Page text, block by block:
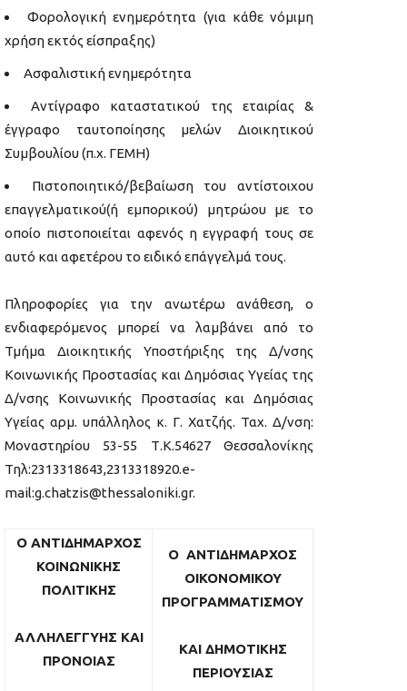
Φορολογική ενημερότητα (για κάθε νόμιμη
χρήση εκτός είσπραξης)
Ασφαλιστική ενημερότητα
Αντίγραφο καταστατικού της εταιρίας &
έγγραφο ταυτοποίησης μελών Διοικητικού
Συμβουλίου (π.χ. ΓΕΜΗ)
Πιστοποιητικό/βεβαίωση του αντίστοιχου
επαγγελματικού(ή εμπορικού) μητρώου με το
οποίο πιστοποιείται αφενός η εγγραφή τους σε
αυτό και αφετέρου το ειδικό επάγγελμά τους.
Πληροφορίες για την ανωτέρω ανάθεση, ο
ενδιαφερόμενος μπορεί να λαμβάνει από το
Τμήμα Διοικητικής Υποστήριξης της Δ/νσης
Κοινωνικής Προστασίας και Δημόσιας Υγείας της
Δ/νσης Κοινωνικής Προστασίας και Δημόσιας
Υγείας αρμ. υπάλληλος κ. Γ. Χατζής. Ταχ. Δ/νση:
Μοναστηρίου 53-55 Τ.Κ.54627 Θεσσαλονίκης
Τηλ:2313318643,2313318920.e-
mail:g.chatzis@thessaloniki.gr.
Ο ΑΝΤΙΔΗΜΑΡΧΟΣ
ΚΟΙΝΩΝΙΚΗΣ
ΠΟΛΙΤΙΚΗΣ
ΑΛΛΗΛΕΓΓΥΗΣ ΚΑΙ
ΠΡΟΝΟΙΑΣ
Ο ΑΝΤΙΔΗΜΑΡΧΟΣ
ΟΙΚΟΝΟΜΙΚΟΥ
ΠΡΟΓΡΑΜΜΑΤΙΣΜΟΥ
ΚΑΙ ΔΗΜΟΤΙΚΗΣ
ΠΕΡΙΟΥΣΙΑΣ